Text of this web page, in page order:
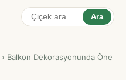
Ara
› Balkon Dekorasyonunda Öne